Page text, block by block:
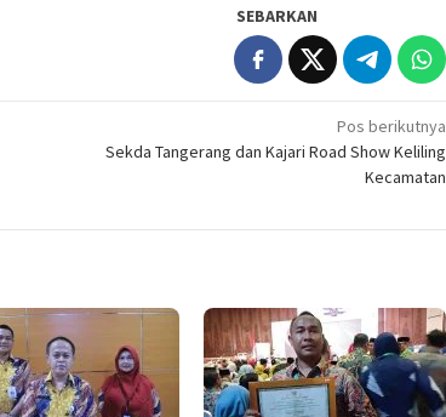
SEBARKAN
Pos berikutnya
Sekda Tangerang dan Kajari Road Show Keliling
Kecamatan